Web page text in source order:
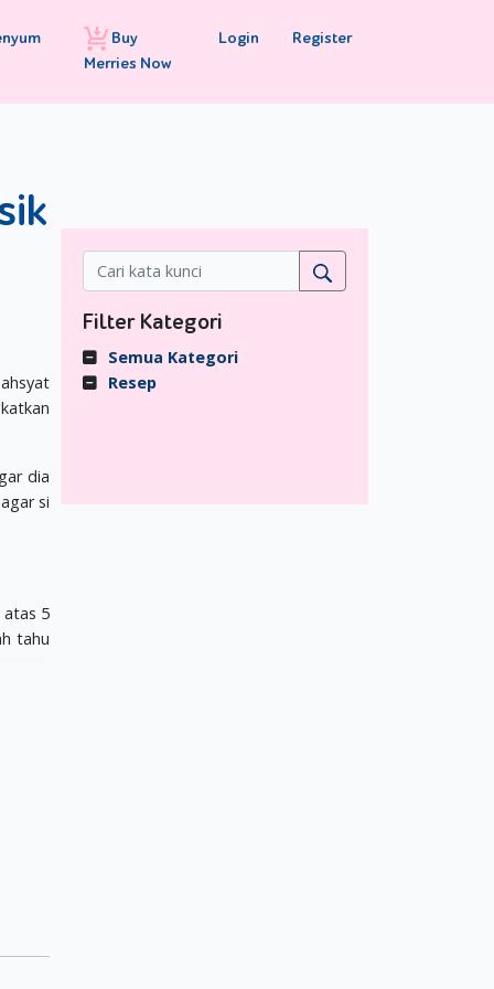
Buy
Merries Now
Login Register
dia
si
atas 5
tahu
Filter Kategori
Semua Kategori
Resep